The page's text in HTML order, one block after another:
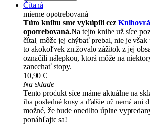
Čítaná
mierne opotrebovaná
Túto knihu sme vykúpili cez
opotrebovaná.Na tejto knihe už síce
čítal, môže jej chýbať prebal, nie je však
to akokoľvek znižovalo zážitok z jej
označili nálepkou, ktorá môže na
zanechať stopy.
10,90 €
Na sklade
Tento produkt síce máme aktuálne na
iba posledné kusy a ďalšie už nemá ani
možné, že bude onedlho úplne
ponáhľajte sa!